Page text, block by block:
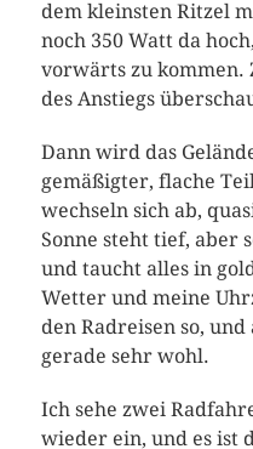
dem kleinsten Ritzel
noch 350 Watt da
vorwärts zu kommen.
des Anstiegs
Dann wird das
gemäßigter, flache
wechseln sich ab,
Sonne steht tief, aber
und taucht alles in
Wetter und meine
den Radreisen so,
gerade sehr wohl.
Ich sehe zwei
wieder ein, und es ist